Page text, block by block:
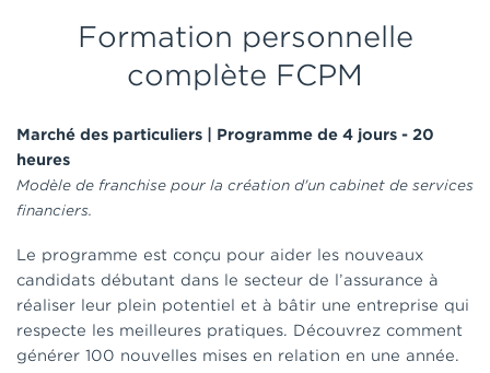
Formation personnelle
complète FCPM
Marché des particuliers | Programme de 4 jours - 20
heures
Modèle de franchise pour la création d'un cabinet de services
financiers.
Le programme est conçu pour aider les nouveaux
candidats débutant dans le secteur de l’assurance à
réaliser leur plein potentiel et à bâtir une entreprise qui
respecte les meilleures pratiques. Découvrez comment
générer 100 nouvelles mises en relation en une année.